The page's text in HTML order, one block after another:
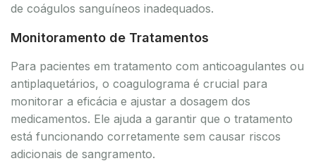
de coágulos sanguíneos inadequados.
Monitoramento de Tratamentos
Para pacientes em tratamento com anticoagulantes ou
antiplaquetários, o coagulograma é crucial para
monitorar a eficácia e ajustar a dosagem dos
medicamentos. Ele ajuda a garantir que o tratamento
está funcionando corretamente sem causar riscos
adicionais de sangramento.